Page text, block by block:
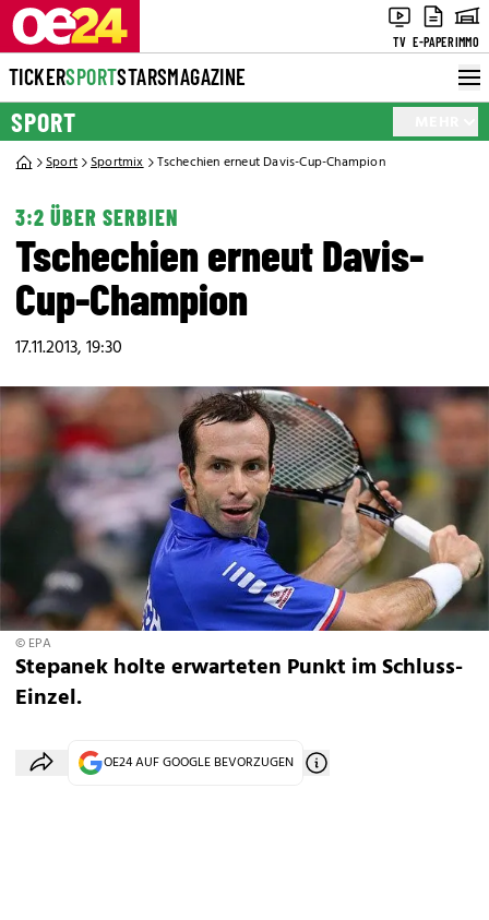
TV E-PAPERIMMO
TICKERSPORTSTARSMAGAZINE
SPORT
Sport Sportmix Tschechien erneut Davis-Cup-Champion
3:2 ÜBER SERBIEN
Tschechien erneut Davis-
Cup-Champion
17.11.2013, 19:30
© EPA
Stepanek holte erwarteten Punkt im Schluss-
Einzel.
OE24 AUF GOOGLE BEVORZUGEN